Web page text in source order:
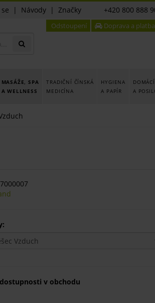
| Návody | Značky +420 800 888
Odstoupení Doprava a platba
MASÁŽE, SPA
A WELLNESS
TRADIČNÍ ČÍNSKÁ
MEDICÍNA
HYGIENA
A PAPÍR
A
v obchodu